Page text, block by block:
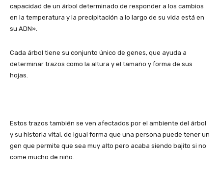
capacidad de un árbol determinado de responder a los cambios
en la temperatura y la precipitación a lo largo de su vida está en
su ADN».
Cada árbol tiene su conjunto único de genes, que ayuda a
determinar trazos como la altura y el tamaño y forma de sus
hojas.
Estos trazos también se ven afectados por el ambiente del árbol
y su historia vital, de igual forma que una persona puede tener un
gen que permite que sea muy alto pero acaba siendo bajito si no
come mucho de niño.